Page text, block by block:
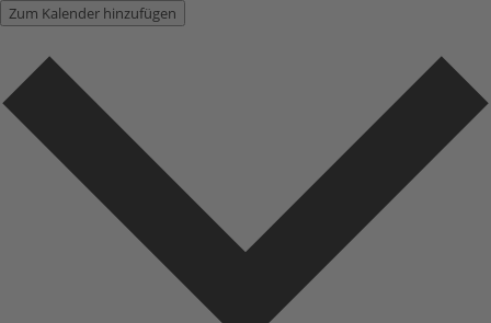
Zum Kalender hinzufügen